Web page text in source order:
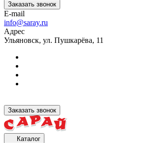
Заказать звонок
E-mail
info@saray.ru
Адрес
Ульяновск, ул. Пушкарёва, 11
Заказать звонок
Каталог